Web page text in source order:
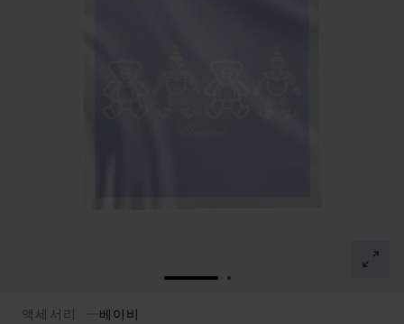
슬라이드로 이동 1
슬라이드로 이동 2
액세서리 베이비